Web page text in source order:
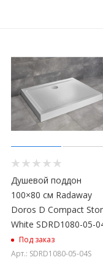
Душевой поддон
100×80 см Radaway
Doros D Compact
White SDRD1080-05-
Под заказ
Арт.: SDRD1080-05-04S